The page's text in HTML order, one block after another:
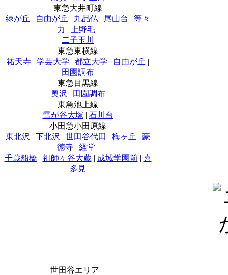
東急大井町線
緑が丘 | 自由が丘 | 九品仏 | 尾山台 | 等々
力 | 上野毛 |
二子玉川
東急東横線
祐天寺 | 学芸大学 | 都立大学 | 自由が丘 |
田園調布
東急目黒線
奥沢 | 田園調布
東急池上線
雪が谷大塚 | 石川台
小田急小田原線
東北沢 | 下北沢 | 世田谷代田 | 梅ヶ丘 | 豪
徳寺 | 経堂 |
千歳船橋 | 祖師ヶ谷大蔵| 成城学園前| 喜
多見
世田谷エリア